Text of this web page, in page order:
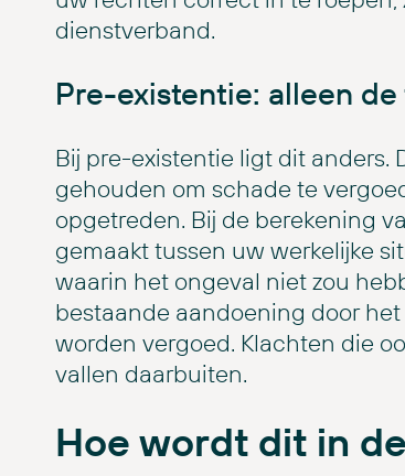
dienstverband.
Pre-existentie: alleen
Bij pre-existentie ligt dit anders.
gehouden om schade te
opgetreden. Bij de berekening
gemaakt tussen uw werkelijke
waarin het ongeval niet zou
bestaande aandoening door
worden vergoed. Klachten die
vallen daarbuiten.
Hoe wordt dit in